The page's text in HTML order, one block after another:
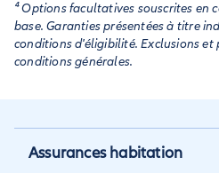
⁴ Options facultatives souscrites en
base. Garanties présentées à titre
conditions d'éligibilité. Exclusions et
conditions générales.
Assurances habitation